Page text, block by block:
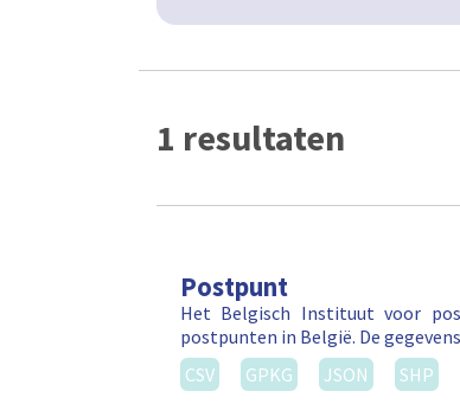
1 resultaten
Postpunt
Het Belgisch Instituut voor
postpunten in België. De
CSV
GPKG JSON SHP